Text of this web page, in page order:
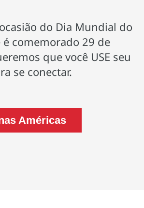
do Dia Mundial do
é comemorado 29 de
que você USE seu
se conectar.
Américas